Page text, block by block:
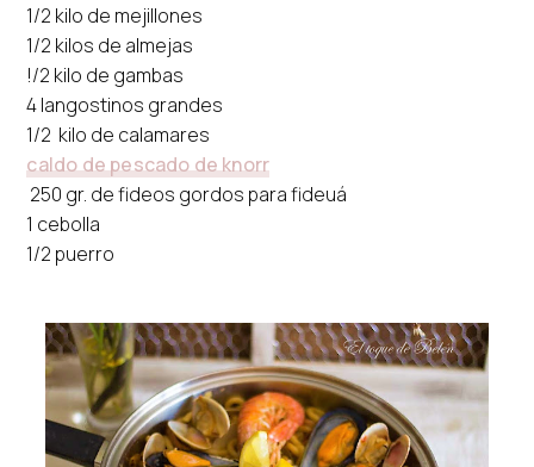
1/2 kilo de mejillones
1/2 kilos de almejas
!/2 kilo de gambas
4 langostinos grandes
1/2 kilo de calamares
caldo de pescado de knorr
250 gr. de fideos gordos para fideuá
1 cebolla
1/2 puerro